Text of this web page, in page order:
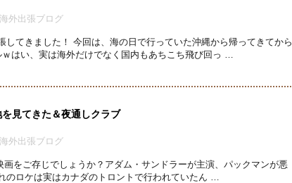
海外出張ブログ
してきました！ 今回は、海の日で行っていた沖縄から帰ってきてから
はい、実は海外だけでなく国内もあちこち飛び回っ …
見てきた＆夜通しクラブ
海外出張ブログ
をご存じでしょうか？アダム・サンドラーが主演、パックマンが悪
ロケは実はカナダのトロントで行われていたん …